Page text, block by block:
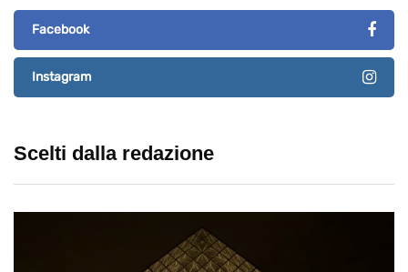
Facebook
Instagram
Scelti dalla redazione